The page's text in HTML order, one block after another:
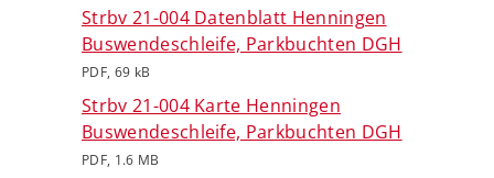
Strbv 21-004 Datenblatt Henningen
Buswendeschleife, Parkbuchten DGH
PDF, 69 kB
Strbv 21-004 Karte Henningen
Buswendeschleife, Parkbuchten DGH
PDF, 1.6 MB